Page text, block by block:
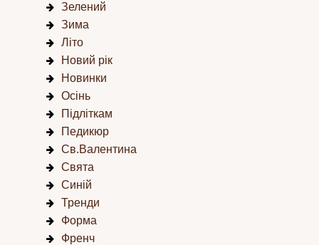
Зелений
Зима
Літо
Новий рік
Новинки
Осінь
Підліткам
Педикюр
Св.Валентина
Свята
Синій
Тренди
Форма
Френч